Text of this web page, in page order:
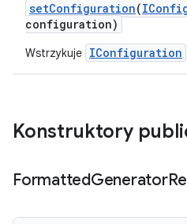
setConfiguration(
configuration)
Wstrzykuje IConfiguration
Konstruktory
FormattedGenerator